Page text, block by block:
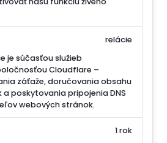
je súčasťou služieb
Cloudflare –
záťaže, doručovania obsahu
poskytovania pripojenia DNS
webových stránok.
relácie
1 rok